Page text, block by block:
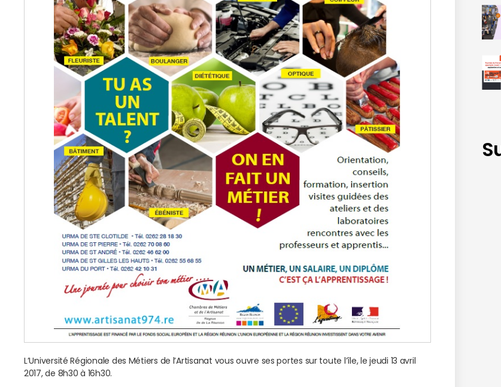
L’Université Régionale des Métiers de l’Artisanat vous ouvre ses portes sur toute l’île, le jeudi 13 avril
2017, de 8h30 à 16h30.